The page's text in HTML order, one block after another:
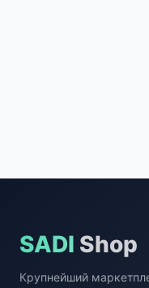
SADI Shop
Крупнейший